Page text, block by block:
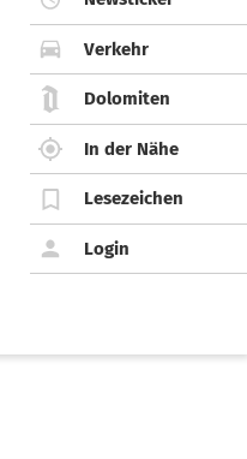
Verkehr
Dolomiten
In der Nähe
Lesezeichen
Login